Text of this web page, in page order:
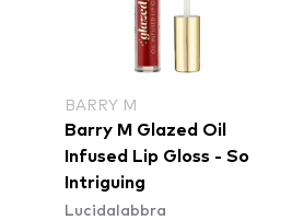
BARRY M
Barry M Glazed Oil
Infused Lip Gloss - So
Intriguing
Lucidalabbra